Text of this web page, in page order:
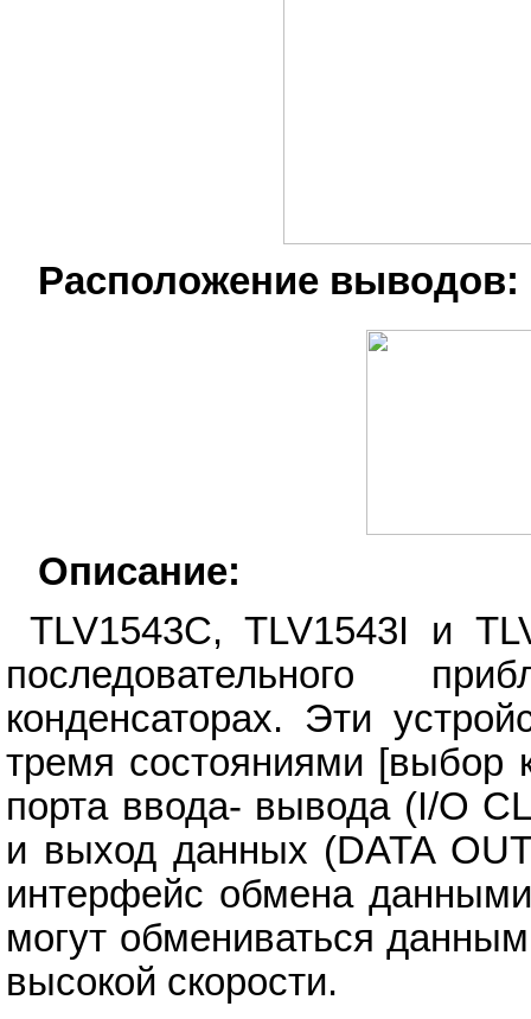
Расположение выводов:
Описание:
TLV1543C, TLV1543I и
последовательного
конденсаторах. Эти
тремя состояниями [выбор
порта ввода- вывода (I/O
и выход данных (DATA
интерфейс обмена
могут обмениваться
высокой скорости.